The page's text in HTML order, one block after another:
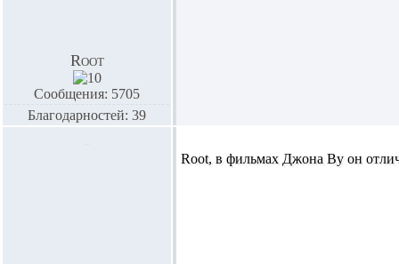
Root
Сообщения: 5705
Благодарностей: 39
Root, в фильмах Джона Ву он